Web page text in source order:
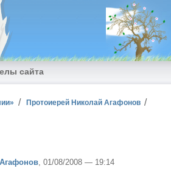
сайта
Протоиерей Николай Агафонов
, 01/08/2008 — 19:14